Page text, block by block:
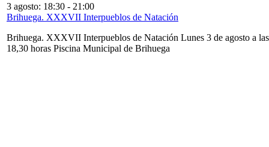
3 agosto: 18:30 - 21:00
Brihuega. XXXVII Interpueblos de Natación
Brihuega. XXXVII Interpueblos de Natación Lunes 3 de agosto a las
18,30 horas Piscina Municipal de Brihuega